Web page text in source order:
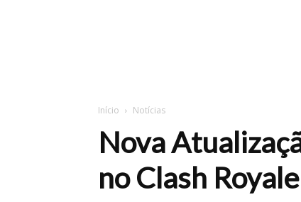
Início Notícias
Nova
no Clash